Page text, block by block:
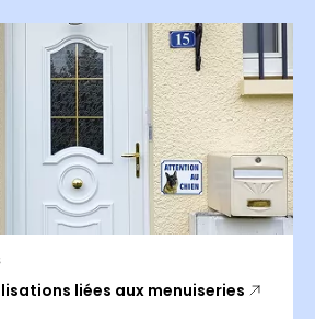
liées aux menuiseries